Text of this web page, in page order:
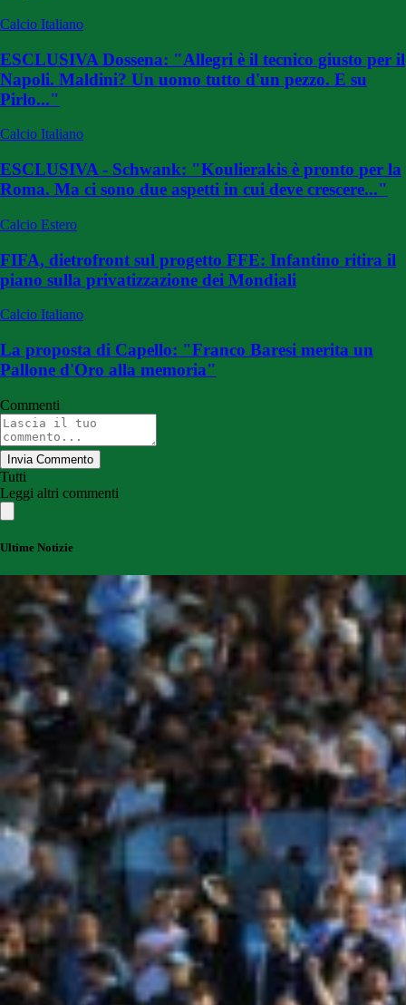
Calcio Italiano
ESCLUSIVA Dossena: "Allegri è il tecnico giusto per il
Napoli. Maldini? Un uomo tutto d'un pezzo. E su
Pirlo..."
Calcio Italiano
ESCLUSIVA - Schwank: "Koulierakis è pronto per la
Roma. Ma ci sono due aspetti in cui deve crescere..."
Calcio Estero
FIFA, dietrofront sul progetto FFE: Infantino ritira il
piano sulla privatizzazione dei Mondiali
Calcio Italiano
La proposta di Capello: "Franco Baresi merita un
Pallone d'Oro alla memoria"
Commenti
Invia Commento
Tutti
Leggi altri commenti
Ultime Notizie